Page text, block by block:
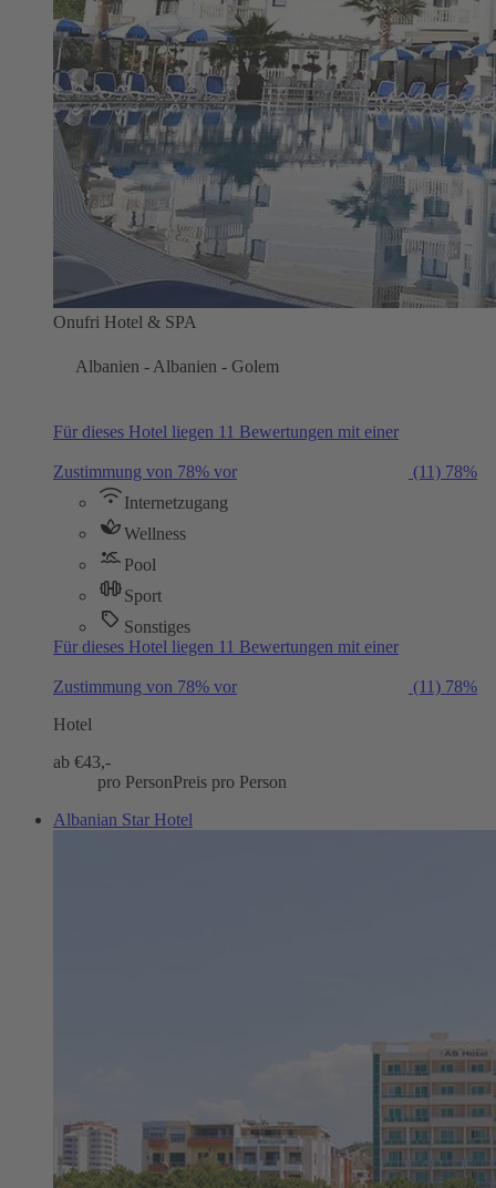
Onufri Hotel & SPA
Albanien - Albanien - Golem
Für dieses Hotel liegen 11 Bewertungen mit einer
Zustimmung von 78% vor (11) 78%
Internetzugang
Wellness
Pool
Sport
Sonstiges
Für dieses Hotel liegen 11 Bewertungen mit einer
Zustimmung von 78% vor (11) 78%
Hotel
ab €43,-
pro PersonPreis pro Person
Albanian Star Hotel